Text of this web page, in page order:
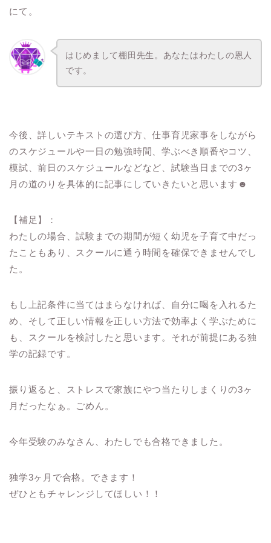
にて。
はじめまして棚田先生。あなたはわたしの恩人
です。
今後、詳しいテキストの選び方、仕事育児家事をしながら
のスケジュールや一日の勉強時間、学ぶべき順番やコツ、
模試、前日のスケジュールなどなど、試験当日までの3ヶ
月の道のりを具体的に記事にしていきたいと思います☻
【補足】：
わたしの場合、試験までの期間が短く幼児を子育て中だっ
たこともあり、スクールに通う時間を確保できませんでし
た。
もし上記条件に当てはまらなければ、自分に喝を入れるた
め、そして正しい情報を正しい方法で効率よく学ぶために
も、スクールを検討したと思います。それが前提にある独
学の記録です。
振り返ると、ストレスで家族にやつ当たりしまくりの3ヶ
月だったなぁ。ごめん。
今年受験のみなさん、わたしでも合格できました。
独学3ヶ月で合格。できます！
ぜひともチャレンジしてほしい！！